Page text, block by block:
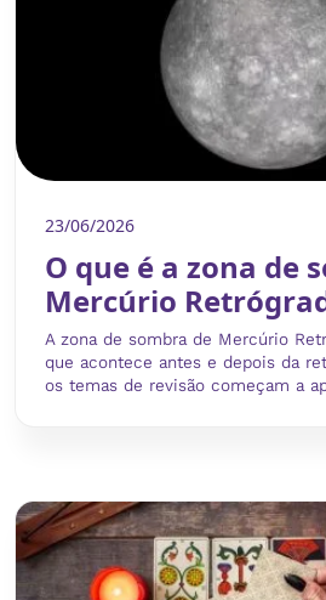
23/06/2026
O que é a zona de
Mercúrio
A zona de sombra de Mercúrio
que acontece antes e depois da
os temas de revisão começam a